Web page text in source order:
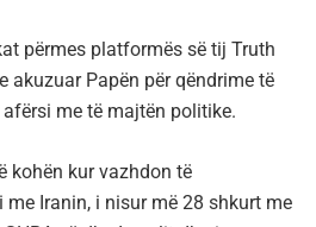
përmes platformës së tij Truth
akuzuar Papën për qëndrime të
me të majtën politike.
kohën kur vazhdon të
Iranin, i nisur më 28 shkurt me